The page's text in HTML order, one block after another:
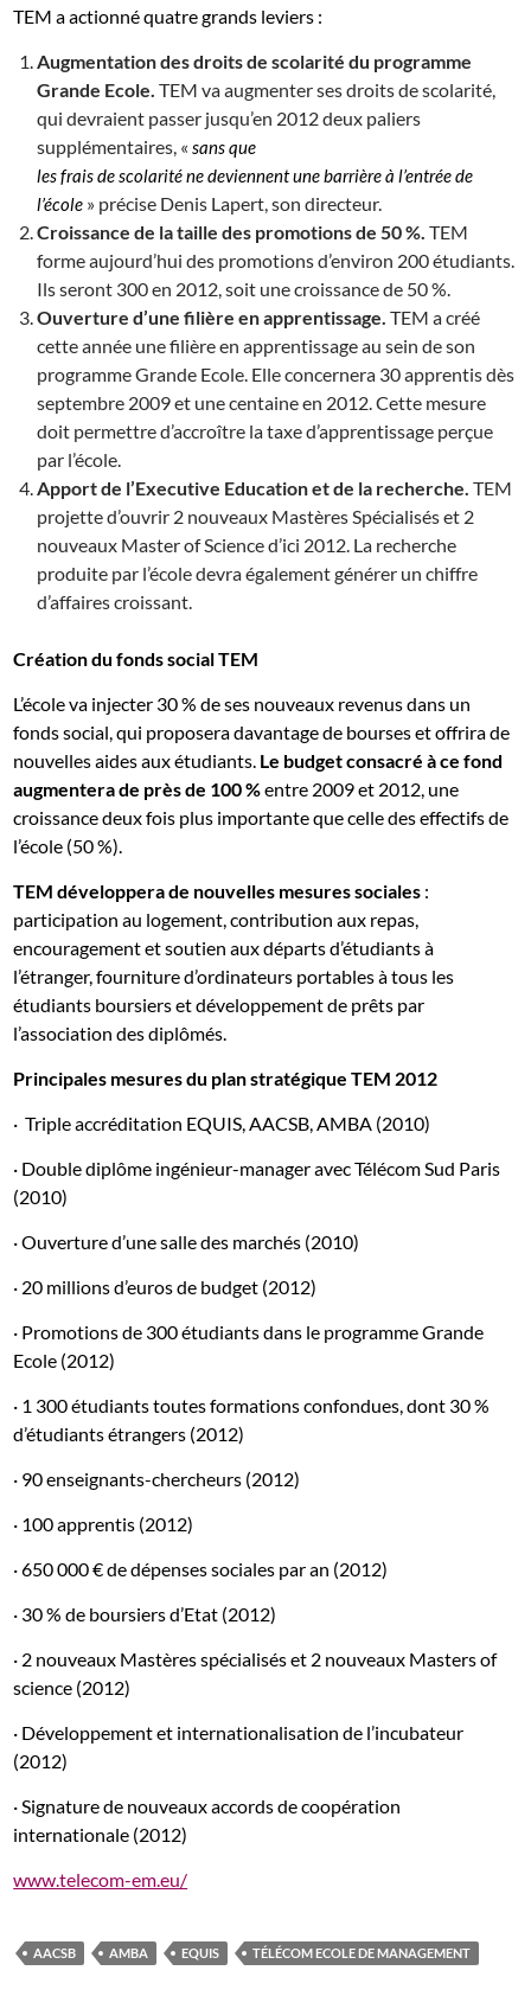
TEM a actionné quatre grands leviers :
Augmentation des droits de scolarité du programme
Grande Ecole. TEM va augmenter ses droits de scolarité,
qui devraient passer jusqu’en 2012 deux paliers
supplémentaires, «sans que
les frais de scolarité ne deviennent une barrière à l’entrée de
l’école » précise Denis Lapert, son directeur.
Croissance de la taille des promotions de 50%. TEM
forme aujourd’hui des promotions d’environ 200 étudiants.
Ils seront 300 en 2012, soit une croissance de 50 %.
Ouverture d’une filière en apprentissage. TEM a créé
cette année une filière en apprentissage au sein de son
programme Grande Ecole. Elle concernera 30 apprentis dès
septembre 2009 et une centaine en 2012. Cette mesure
doit permettre d’accroître la taxe d’apprentissage perçue
par l’école.
Apport de l’Executive Education et de la recherche. TEM
projette d’ouvrir 2 nouveaux Mastères Spécialisés et 2
nouveaux Master of Science d’ici 2012. La recherche
produite par l’école devra également générer un chiffre
d’affaires croissant.
Création du fonds social TEM
L’école va injecter 30 % de ses nouveaux revenus dans un
fonds social, qui proposera davantage de bourses et offrira de
nouvelles aides aux étudiants. Le budget consacré à ce fond
augmentera de près de 100%entre 2009 et 2012, une
croissance deux fois plus importante que celle des effectifs de
l’école (50 %).
TEM développera de nouvelles mesures sociales :
participation au logement, contribution aux repas,
encouragement et soutien aux départs d’étudiants à
l’étranger, fourniture d’ordinateurs portables à tous les
étudiants boursiers et développement de prêts par
l’association des diplômés.
Principales mesures du plan stratégique TEM 2012
· Triple accréditation EQUIS, AACSB, AMBA (2010)
· Double diplôme ingénieur-manager avec Télécom Sud Paris
(2010)
· Ouverture d’une salle des marchés (2010)
· 20 millions d’euros de budget (2012)
· Promotions de 300 étudiants dans le programme Grande
Ecole (2012)
· 1 300 étudiants toutes formations confondues, dont 30 %
d’étudiants étrangers (2012)
· 90 enseignants-chercheurs (2012)
· 100 apprentis (2012)
· 650 000 € de dépenses sociales par an (2012)
· 30 % de boursiers d’Etat (2012)
· 2 nouveaux Mastères spécialisés et 2 nouveaux Masters of
science (2012)
· Développement et internationalisation de l’incubateur
(2012)
· Signature de nouveaux accords de coopération
internationale (2012)
www.telecom-em.eu/
AACSB AMBA EQUIS TÉLÉCOM ECOLE DE MANAGEMENT